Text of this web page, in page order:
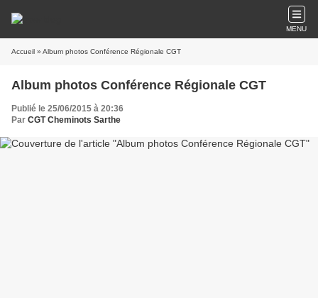
MENU
Accueil » Album photos Conférence Régionale CGT
Album photos Conférence Régionale CGT
Publié le 25/06/2015 à 20:36
Par CGT Cheminots Sarthe